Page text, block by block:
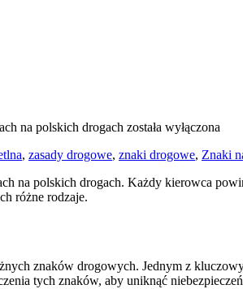
na polskich drogach została wyłączona
, zasady drogowe, znaki drogowe, Znaki
na ⁤polskich drogach. ‌Każdy kierowca
różne rodzaje.
znaków‌ drogowych. Jednym z⁤
tych​ znaków, aby uniknąć